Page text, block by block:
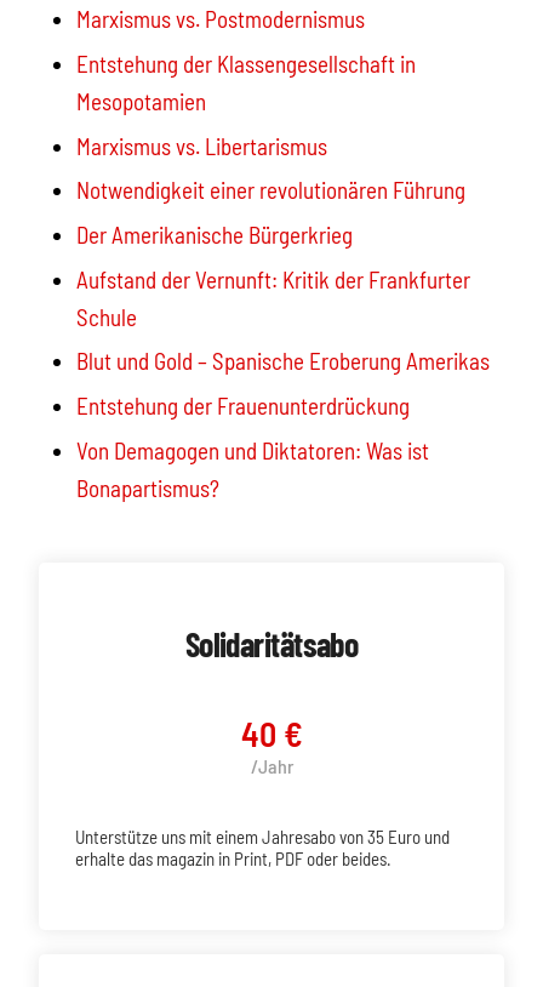
Marxismus vs. Postmodernismus
Entstehung der Klassengesellschaft in
Mesopotamien
Marxismus vs. Libertarismus
Notwendigkeit einer revolutionären Führung
Der Amerikanische Bürgerkrieg
Aufstand der Vernunft: Kritik der Frankfurter
Schule
Blut und Gold – Spanische Eroberung Amerikas
Entstehung der Frauenunterdrückung
Von Demagogen und Diktatoren: Was ist
Bonapartismus?
Solidaritätsabo
40 €
/Jahr
Unterstütze uns mit einem Jahresabo von 35 Euro und
erhalte das magazin in Print, PDF oder beides.